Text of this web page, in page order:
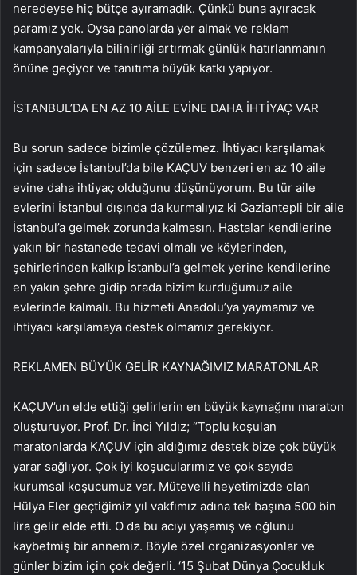
neredeyse hiç bütçe ayıramadık. Çünkü buna ayıracak
paramız yok. Oysa panolarda yer almak ve reklam
kampanyalarıyla bilinirliği artırmak günlük hatırlanmanın
önüne geçiyor ve tanıtıma büyük katkı yapıyor.
İSTANBUL’DA EN AZ 10 AİLE EVİNE DAHA İHTİYAÇ VAR
Bu sorun sadece bizimle çözülemez. İhtiyacı karşılamak
için sadece İstanbul’da bile KAÇUV benzeri en az 10 aile
evine daha ihtiyaç olduğunu düşünüyorum. Bu tür aile
evlerini İstanbul dışında da kurmalıyız ki Gaziantepli bir aile
İstanbul’a gelmek zorunda kalmasın. Hastalar kendilerine
yakın bir hastanede tedavi olmalı ve köylerinden,
şehirlerinden kalkıp İstanbul’a gelmek yerine kendilerine
en yakın şehre gidip orada bizim kurduğumuz aile
evlerinde kalmalı. Bu hizmeti Anadolu’ya yaymamız ve
ihtiyacı karşılamaya destek olmamız gerekiyor.
REKLAMEN BÜYÜK GELİR KAYNAĞIMIZ MARATONLAR
KAÇUV’un elde ettiği gelirlerin en büyük kaynağını maraton
oluşturuyor. Prof. Dr. İnci Yıldız; “Toplu koşulan
maratonlarda KAÇUV için aldığımız destek bize çok büyük
yarar sağlıyor. Çok iyi koşucularımız ve çok sayıda
kurumsal koşucumuz var. Mütevelli heyetimizde olan
Hülya Eler geçtiğimiz yıl vakfımız adına tek başına 500 bin
lira gelir elde etti. O da bu acıyı yaşamış ve oğlunu
kaybetmiş bir annemiz. Böyle özel organizasyonlar ve
günler bizim için çok değerli. ‘15 Şubat Dünya Çocukluk